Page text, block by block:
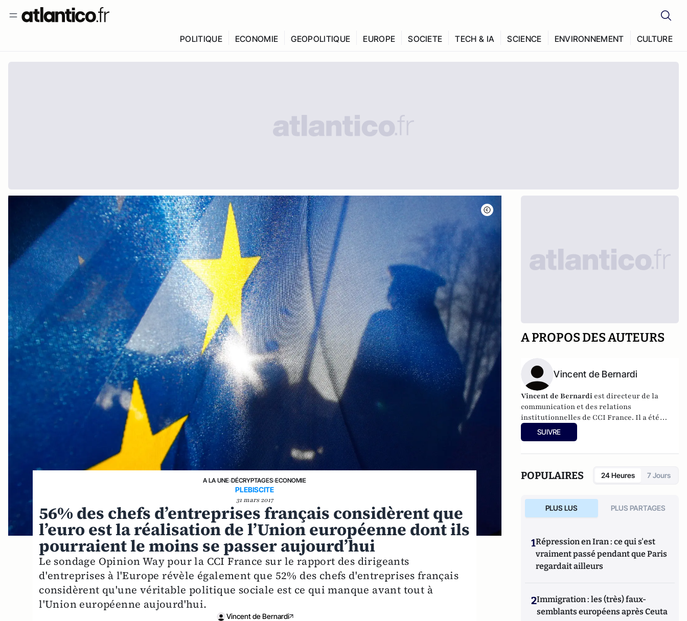
POLITIQUE ECONOMIE GEOPOLITIQUE EUROPE SOCIETE TECH & IA SCIENCE ENVIRONNEMENT CULTURE
A LA UNE›DÉCRYPTAGES›ECONOMIE
PLEBISCITE
31 mars 2017
56% des chefs d’entreprises français considèrent que
l’euro est la réalisation de l’Union européenne dont ils
pourraient le moins se passer aujourd’hui
Le sondage Opinion Way pour la CCI France sur le rapport des dirigeants
d'entreprises à l'Europe révèle également que 52% des chefs d'entreprises français
considèrent qu'une véritable politique sociale est ce qui manque avant tout à
l'Union européenne aujourd'hui.
Vincent de Bernardi
A PROPOS DES AUTEURS
Vincent de Bernardi
Vincent de Bernardi est directeur de la
communication et des relations
institutionnelles de CCI France. Il a été
auparavant directeur du service
d'information du Gouvernement (SIG),
dans différents cabinets ministériels.
SUIVRE
POPULAIRES 24 Heures 7 Jours
PLUS LUS PLUS PARTAGES
1Répression en Iran : ce qui s'est
vraiment passé pendant que Paris
regardait ailleurs
2Immigration : les (très) faux-
semblants européens après Ceuta